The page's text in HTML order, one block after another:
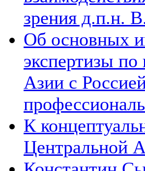
зрения д.п.н.
Об основных
экспертизы
Азии с
К
Центральной